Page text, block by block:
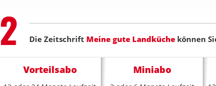
Step
2 Die Zeitschrift Meine gute Landküche können
Vorteilsabo Miniabo